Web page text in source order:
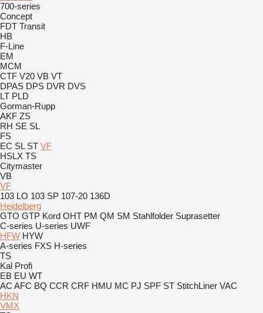
700-series
Concept
FDT Transit
HB
F-Line
EM
MCM
CTF V20 VB VT
DPAS DPS DVR DVS
LT PLD
Gorman-Rupp
AKF ZS
RH SE SL
FS
EC SL ST VF
HSLX TS
Citymaster
VB
VF
103 LO 103 SP 107-20 136D
Heidelberg
GTO GTP Kord OHT PM QM SM Stahlfolder Suprasetter
C-series U-series UWF
HFW HYW
A-series FXS H-series
TS
Kal Profi
EB EU WT
AC AFC BQ CCR CRF HMU MC PJ SPF ST StitchLiner VAC
HKN
VMX